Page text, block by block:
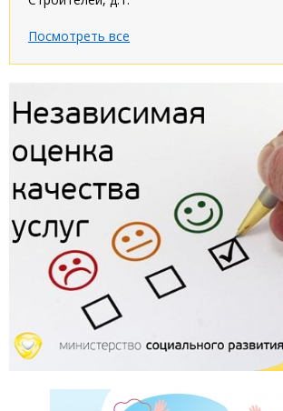
Посмотреть все